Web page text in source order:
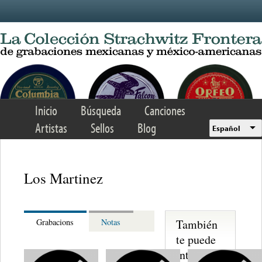
Inicio Búsqueda
Canciones
Artistas
Sellos Blog Español
Los Martinez
Grabacions Notas
También
te puede
interesar...